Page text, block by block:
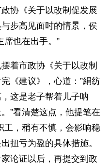
协《关于以改制促发展
步高见面时的情景，侯
席也在出手。”
着市政协《关于以改制
《建议》，心道：”絹纺
这是老子帮着儿子呐
”看清楚这点，他提笔在
工，稍有不慎，会影响稳
扭亏为盈的具体措施。
论证以后，再提交到政